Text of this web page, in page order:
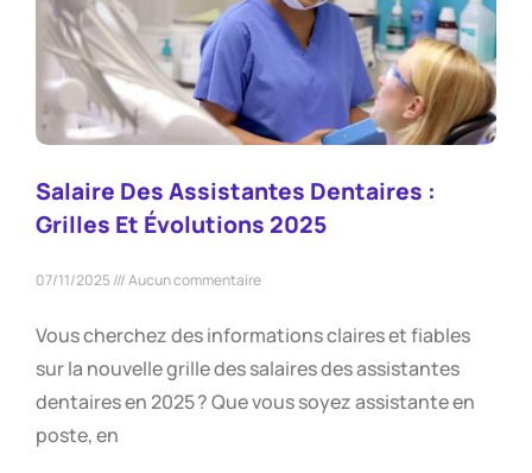
Salaire Des Assistantes Dentaires :
Grilles Et Évolutions 2025
07/11/2025 Aucun commentaire
Vous cherchez des informations claires et fiables
sur la nouvelle grille des salaires des assistantes
dentaires en 2025 ? Que vous soyez assistante en
poste, en